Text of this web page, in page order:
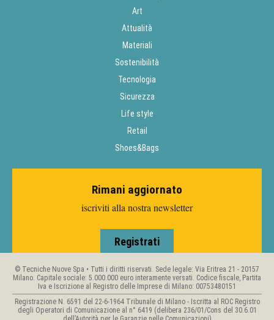
Art
Attualità
Materiali
Sostenibilità
Tecnologia
Sicurezza
Life style
Retail
Shoes&Bags
Rimani aggiornato
iscriviti alla nostra newsletter
Registrati
© Tecniche Nuove Spa • Tutti i diritti riservati. Sede legale: Via Eritrea 21 - 20157
Milano. Capitale sociale: 5.000.000 euro interamente versati. Codice fiscale, Partita
Iva e Iscrizione al Registro delle Imprese di Milano: 00753480151
Registrazione N. 6591 del 22-6-1964 Tribunale di Milano - Iscritta al ROC Registro
degli Operatori di Comunicazione al n° 6419 (delibera 236/01/Cons del 30.6.01